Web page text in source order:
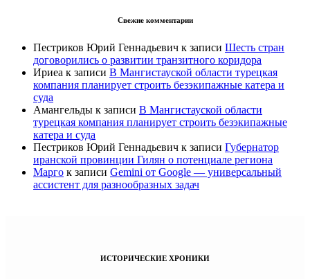
Свежие комментарии
Пестриков Юрий Геннадьевич к записи Шесть стран
договорились о развитии транзитного коридора
Ириеа к записи В Мангистауской области турецкая
компания планирует строить безэкипажные катера и
суда
Амангельды к записи В Мангистауской области
турецкая компания планирует строить безэкипажные
катера и суда
Пестриков Юрий Геннадьевич к записи Губернатор
иранской провинции Гилян о потенциале региона
Марго к записи Gemini от Google — универсальный
ассистент для разнообразных задач
ИСТОРИЧЕСКИЕ ХРОНИКИ